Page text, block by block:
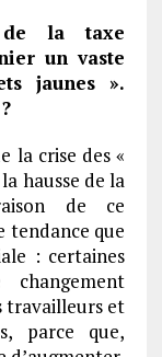
de la taxe
un vaste
jaunes ».
la crise des «
hausse de la
de ce
tendance que
: certaines
travailleurs et
parce que,